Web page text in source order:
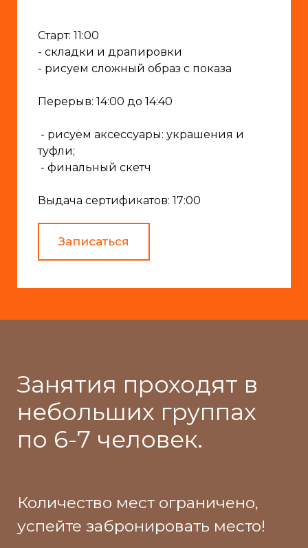
Старт: 11:00
- складки и драпировки
- рисуем сложный образ с показа
Перерыв: 14:00 до 14:40
- рисуем аксессуары: украшения и
туфли;
- финальный скетч
Выдача сертификатов: 17:00
Записаться
Занятия проходят в
небольших группах
по 6-7 человек.
Количество мест ограничено,
успейте забронировать место!